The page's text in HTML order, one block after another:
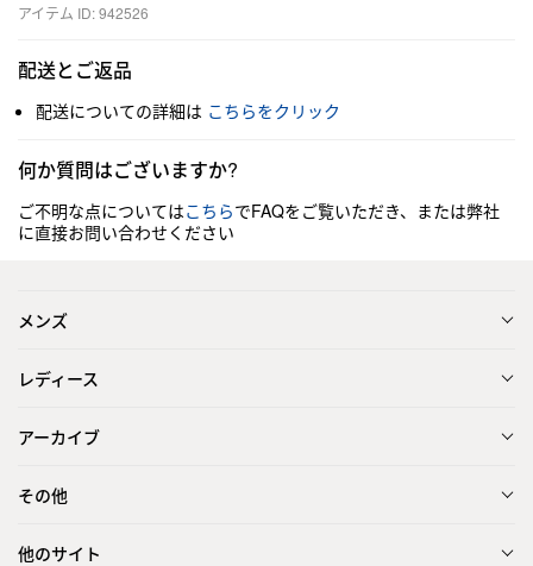
アイテム ID: 942526
配送とご返品
配送についての詳細は こちらをクリック
何か質問はございますか?
ご不明な点についてはこちらでFAQをご覧いただき、または弊社
に直接お問い合わせください
メンズ
レディース
アーカイブ
その他
他のサイト